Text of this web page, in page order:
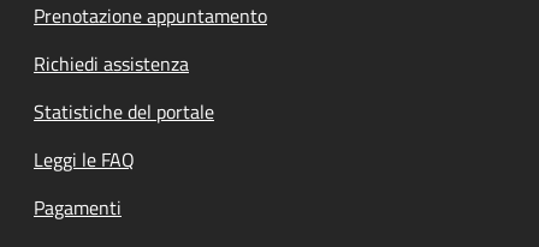
Prenotazione appuntamento
Richiedi assistenza
Statistiche del portale
Leggi le FAQ
Pagamenti